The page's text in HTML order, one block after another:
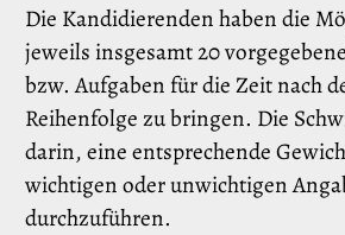
Die Kandidierenden haben die
jeweils insgesamt 20
bzw. Aufgaben für die Zeit nach
Reihenfolge zu bringen. Die
darin, eine entsprechende
wichtigen oder unwichtigen
durchzuführen.